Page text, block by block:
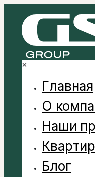
✕
Главная
О
Наши
Блог